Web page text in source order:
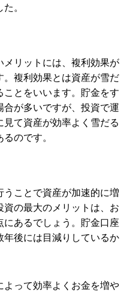
。
リットには、複利効果が
複利効果とは資産が雪だ
とをいいます。貯金をす
が多いですが、投資で運
て資産が効率よく雪だる
のです。
ことで資産が加速的に増
資の最大のメリットは、お
あるでしょう。貯金口座
後には目減りしているか
って効率よくお金を増や